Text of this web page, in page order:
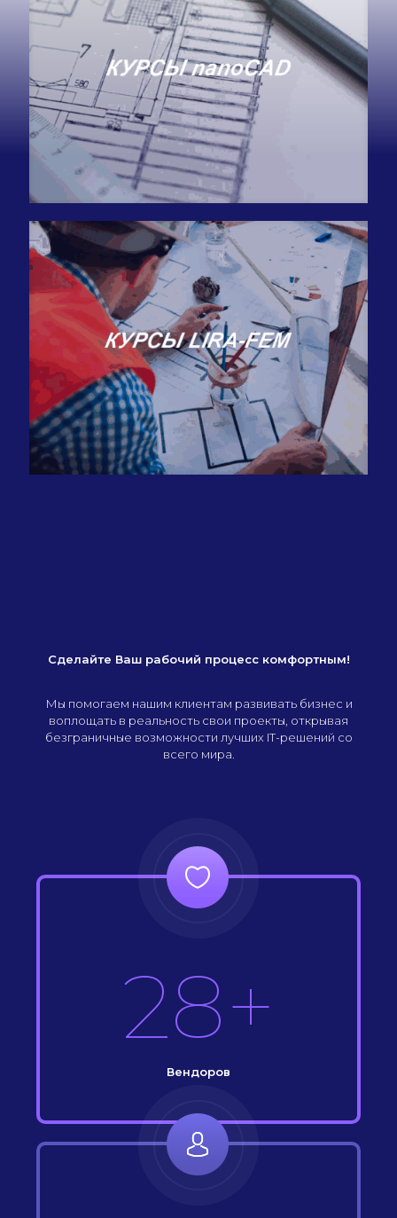
Сделайте Ваш рабочий процесс комфортным!
Мы помогаем нашим клиентам развивать бизнес и
воплощать в реальность свои проекты, открывая
безграничные возможности лучших IT-решений со
всего мира.
28+
Вендоров